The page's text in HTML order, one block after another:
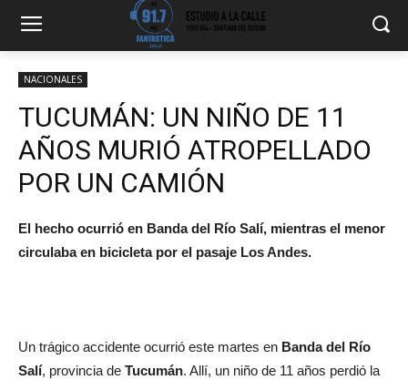
NACIONALES
TUCUMÁN: UN NIÑO DE 11
AÑOS MURIÓ ATROPELLADO
POR UN CAMIÓN
El hecho ocurrió en Banda del Río Salí, mientras el menor
circulaba en bicicleta por el pasaje Los Andes.
Un trágico accidente ocurrió este martes en Banda del Río
Salí, provincia de Tucumán. Allí, un niño de 11 años perdió la